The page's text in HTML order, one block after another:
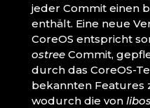
jeder Commit einen
enthält. Eine neue
CoreOS entspricht
ostreeCommit,
durch das CoreOS-
bekannten Features
wodurch die von